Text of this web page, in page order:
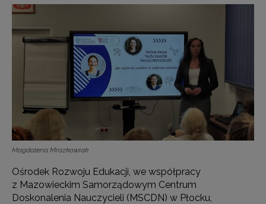
Magdalena Mrozkowiak
Ośrodek Rozwoju Edukacji, we współpracy
z Mazowieckim Samorządowym Centrum
Doskonalenia Nauczycieli (MSCDN) w Płocku,